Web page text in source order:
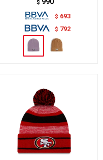
$ 990
$ 693
$ 792